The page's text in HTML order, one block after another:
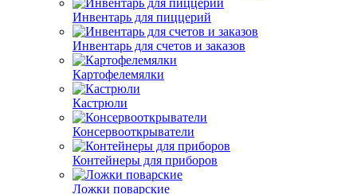
Инвентарь для пиццерий
Инвентарь для счетов и заказов
Картофелемялки
Кастрюли
Консервооткрыватели
Контейнеры для приборов
Ложки поварские